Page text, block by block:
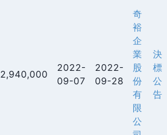
2,940,000
2022-
09-07
2022-
09-28
奇
裕
企
業
股
份
有
限
公
決
標
公
告